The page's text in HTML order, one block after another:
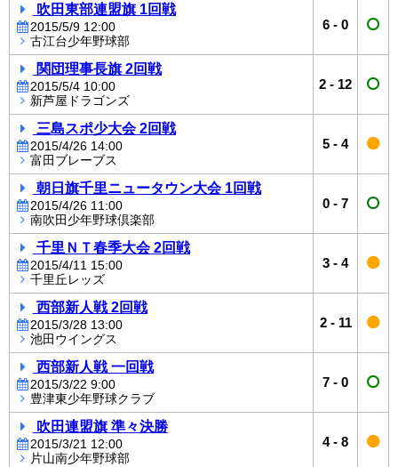
吹田東部連盟旗 1回戦
2015/5/9 12:00
古江台少年野球部
6 - 0
関団理事長旗 2回戦
2015/5/4 10:00
新芦屋ドラゴンズ
2 - 12
三島スポ少大会 2回戦
2015/4/26 14:00
富田ブレーブス
5 - 4
朝日旗千里ニュータウン大会 1回戦
2015/4/26 11:00
南吹田少年野球倶楽部
0 - 7
千里ＮＴ春季大会 2回戦
2015/4/11 15:00
千里丘レッズ
3 - 4
西部新人戦 2回戦
2015/3/28 13:00
池田ウイングス
2- 11
西部新人戦 一回戦
2015/3/22 9:00
豊津東少年野球クラブ
7 - 0
吹田連盟旗 準々決勝
2015/3/21 12:00
片山南少年野球部
4- 8